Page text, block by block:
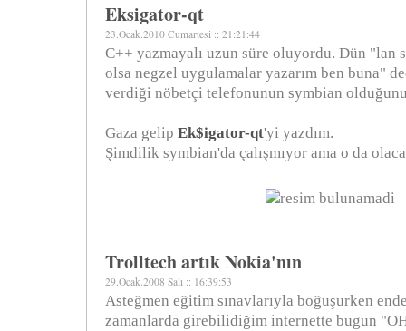
Eksigator-qt
23.Ocak.2010 Cumartesi :: 21:21:44
C++ yazmayalı uzun süre oluyordu. Dün "lan
olsa negzel uygulamalar yazarım ben buna"
verdiği nöbetçi telefonunun symbian
Gaza gelip Ek$igator-qt'yi yazdım.
Şimdilik symbian'da çalışmıyor ama o da
Trolltech artık Nokia'nın
29.Ocak.2008 Salı :: 16:39:53
Asteğmen eğitim sınavlarıyla boğuşurken
zamanlarda girebilidiğim internette bugun